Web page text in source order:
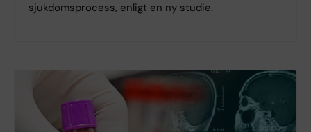
sjukdomsprocess, enligt en ny studie.